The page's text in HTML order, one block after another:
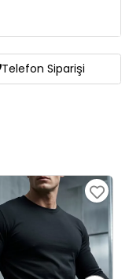
Telefon Siparişi